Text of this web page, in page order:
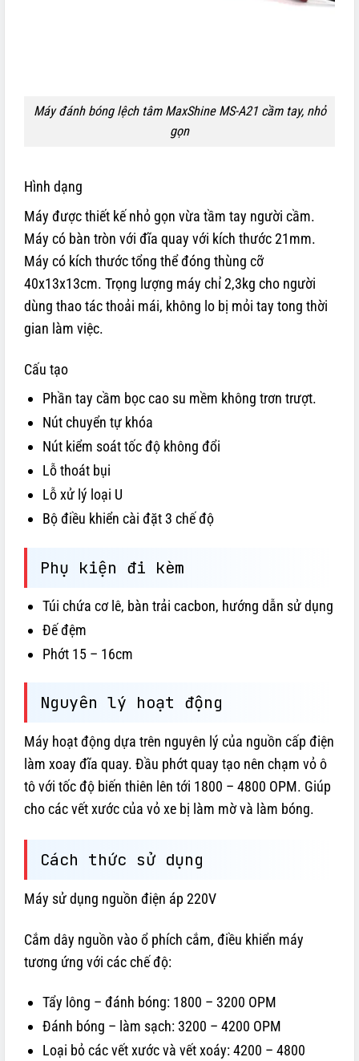
Máy đánh bóng lệch tâm MaxShine MS-A21 cầm tay, nhỏ
gọn
Hình dạng
Máy được thiết kế nhỏ gọn vừa tầm tay người cầm.
Máy có bàn tròn với đĩa quay với kích thước 21mm.
Máy có kích thước tổng thể đóng thùng cỡ
40x13x13cm. Trọng lượng máy chỉ 2,3kg cho người
dùng thao tác thoải mái, không lo bị mỏi tay tong thời
gian làm việc.
Cấu tạo
Phần tay cầm bọc cao su mềm không trơn trượt.
Nút chuyển tự khóa
Nút kiểm soát tốc độ không đổi
Lỗ thoát bụi
Lỗ xử lý loại U
Bộ điều khiển cài đặt 3 chế độ
Phụ kiện đi kèm
Túi chứa cơ lê, bàn trải cacbon, hướng dẫn sử dụng
Đế đệm
Phớt 15 – 16cm
Nguyên lý hoạt động
Máy hoạt động dựa trên nguyên lý của nguồn cấp điện
làm xoay đĩa quay. Đầu phớt quay tạo nên chạm vỏ ô
tô với tốc độ biến thiên lên tới 1800 – 4800 OPM. Giúp
cho các vết xước của vỏ xe bị làm mờ và làm bóng.
Cách thức sử dụng
Máy sử dụng nguồn điện áp 220V
Cắm dây nguồn vào ổ phích cắm, điều khiển máy
tương ứng với các chế độ:
Tẩy lông – đánh bóng: 1800 – 3200 OPM
Đánh bóng – làm sạch: 3200 – 4200 OPM
Loại bỏ các vết xước và vết xoáy: 4200 – 4800